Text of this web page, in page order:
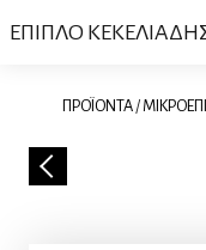
ΕΠΙΠΛΟ
ΠΡΟΪΟΝΤΑ/